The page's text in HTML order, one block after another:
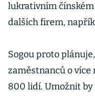
lukrativním
dalších firem,
Sogou proto
zaměstnanců o
800 lidí. Umožnit